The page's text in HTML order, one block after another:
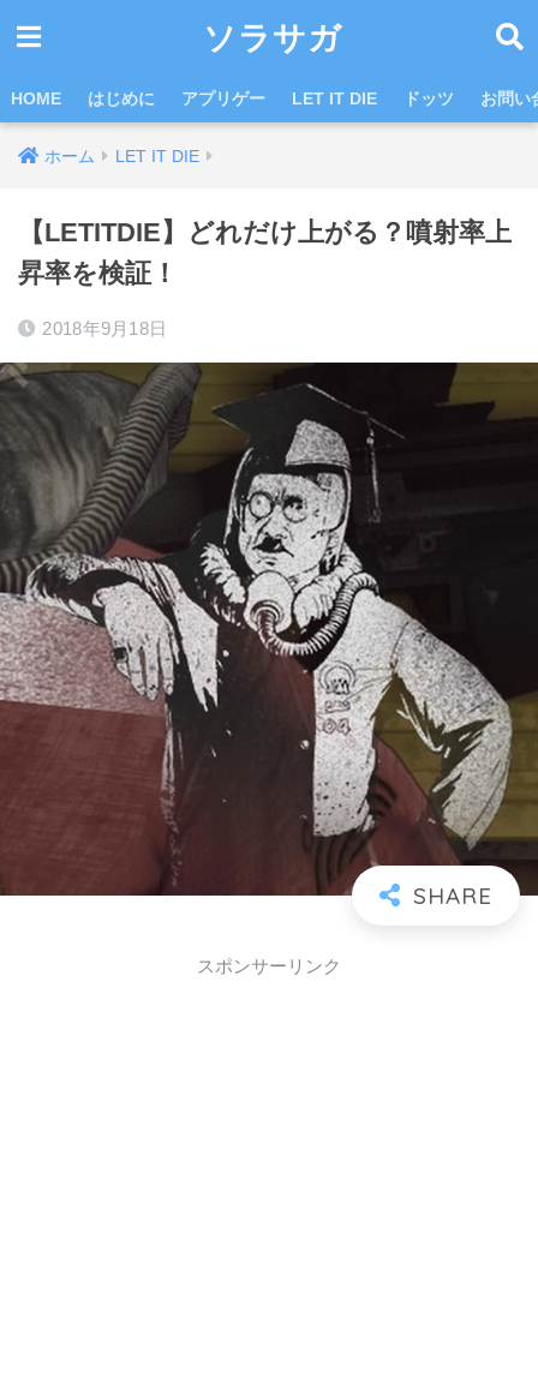
ソラサガ
HOME はじめに アプリゲー LET IT DIE ドッツ お問い
ホーム LET IT DIE
【LETITDIE】どれだけ上がる？噴射率上
昇率を検証！
2018年9月18日
スポンサーリンク